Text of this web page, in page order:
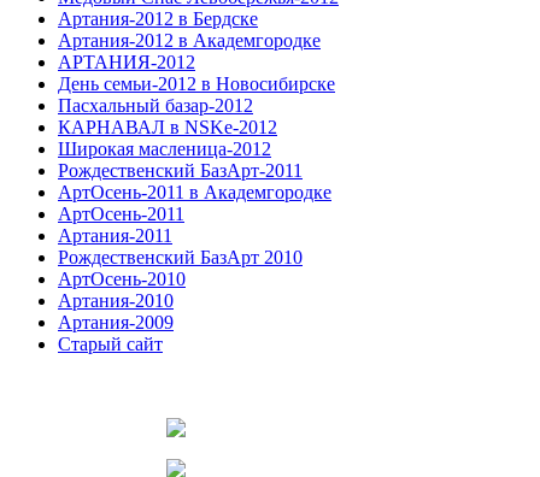
Артания-2012 в Бердске
Артания-2012 в Академгородке
АРТАНИЯ-2012
День семьи-2012 в Новосибирске
Пасхальный базар-2012
КАРНАВАЛ в NSKe-2012
Широкая масленица-2012
Рождественский БазАрт-2011
АртОсень-2011 в Академгородке
АртОсень-2011
Артания-2011
Рождественский БазАрт 2010
АртОсень-2010
Артания-2010
Артания-2009
Старый сайт